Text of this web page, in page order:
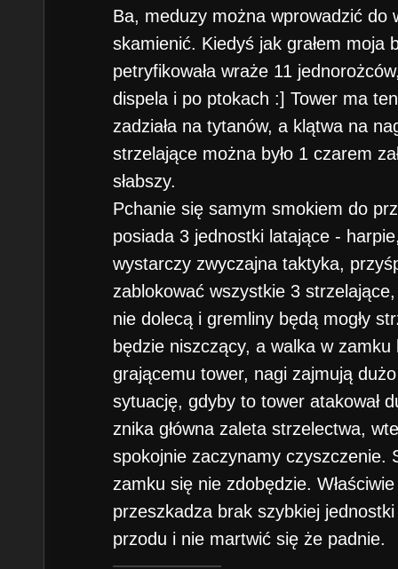
Ba, meduzy można wprowadzić do
skamienić. Kiedyś jak grałem moja
petryfikowała wraże 11
dispela i po ptokach :] Tower ma
zadziała na tytanów, a klątwa na
strzelające można było 1 czarem
słabszy.
Pchanie się samym smokiem do
posiada 3 jednostki latające -
wystarczy zwyczajna taktyka,
zablokować wszystkie 3
nie dolecą i gremliny będą mogły
będzie niszczący, a walka w
grającemu tower, nagi zajmują
sytuację, gdyby to tower atakował
znika główna zaleta strzelectwa,
spokojnie zaczynamy czyszczenie.
zamku się nie zdobędzie.
przeszkadza brak szybkiej
przodu i nie martwić się że padnie.